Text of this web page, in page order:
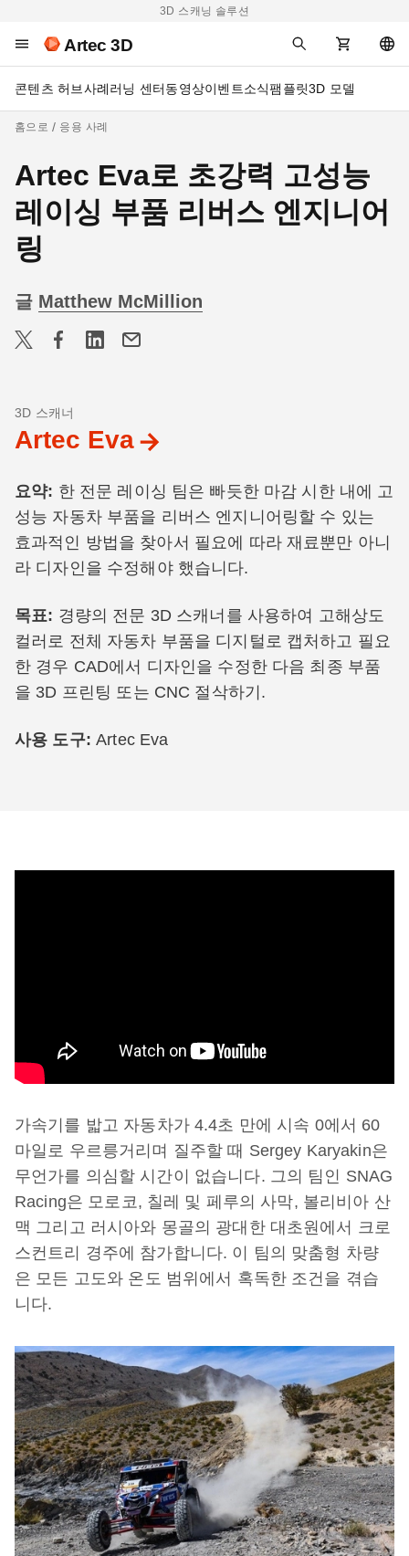
3D 스캐닝 솔루션
Artec 3D
콘텐츠 허브사례러닝 센터동영상이벤트소식팸플릿3D 모델
홈으로 응용 사례
Artec Eva로 초강력 고성능
레이싱 부품 리버스 엔지니어
링
글 Matthew McMillion
3D 스캐너
Artec Eva
요약: 한 전문 레이싱 팀은 빠듯한 마감 시한 내에 고
성능 자동차 부품을 리버스 엔지니어링할 수 있는
효과적인 방법을 찾아서 필요에 따라 재료뿐만 아니
라 디자인을 수정해야 했습니다.
목표: 경량의 전문 3D 스캐너를 사용하여 고해상도
컬러로 전체 자동차 부품을 디지털로 캡처하고 필요
한 경우 CAD에서 디자인을 수정한 다음 최종 부품
을 3D 프린팅 또는 CNC 절삭하기.
사용 도구: Artec Eva
가속기를 밟고 자동차가 4.4초 만에 시속 0에서 60
마일로 우르릉거리며 질주할 때 Sergey Karyakin은
무언가를 의심할 시간이 없습니다. 그의 팀인 SNAG
Racing은 모로코, 칠레 및 페루의 사막, 볼리비아 산
맥 그리고 러시아와 몽골의 광대한 대초원에서 크로
스컨트리 경주에 참가합니다. 이 팀의 맞춤형 차량
은 모든 고도와 온도 범위에서 혹독한 조건을 겪습
니다.